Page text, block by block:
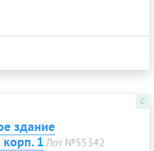
C
здание
1 Лот №55342